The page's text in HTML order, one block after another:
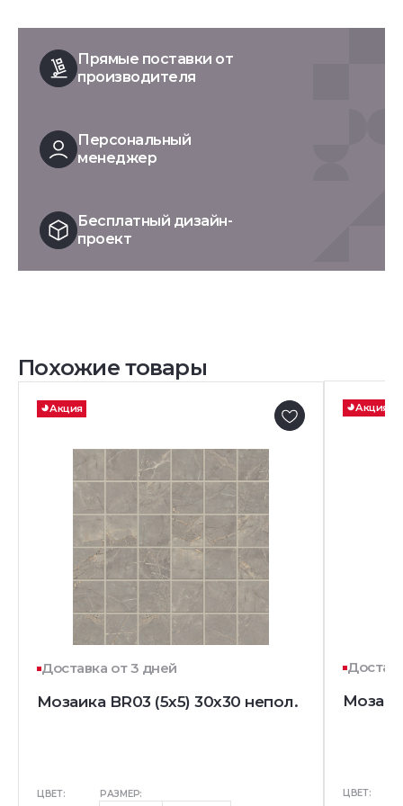
Прямые поставки от
производителя
Персональный
менеджер
Бесплатный дизайн-
проект
Похожие товары
Акция
Доставка от 3 дней
Мозаика BR03 (5х5) 30x30 непол.
ЦВЕТ: РАЗМЕР:
Акция
ЦВЕТ: